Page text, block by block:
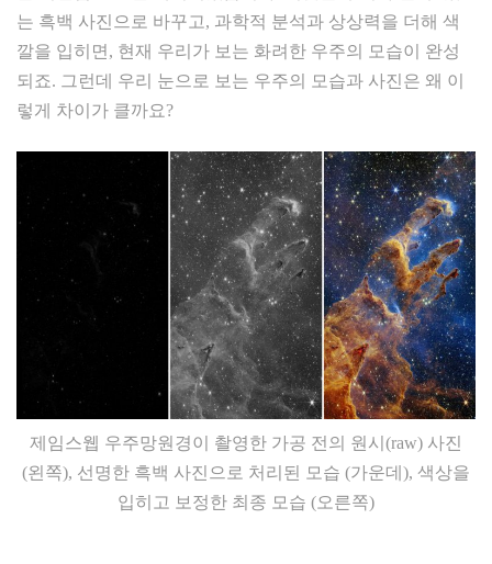
는 흑백 사진으로 바꾸고, 과학적 분석과 상상력을 더해 색
깔을 입히면, 현재 우리가 보는 화려한 우주의 모습이 완성
되죠. 그런데 우리 눈으로 보는 우주의 모습과 사진은 왜 이
렇게 차이가 클까요?
제임스웹 우주망원경이 촬영한 가공 전의 원시(raw) 사진
(왼쪽), 선명한 흑백 사진으로 처리된 모습 (가운데), 색상을
입히고 보정한 최종 모습 (오른쪽)